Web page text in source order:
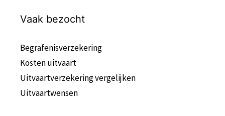
Vaak bezocht
Begrafenisverzekering
Kosten uitvaart
Uitvaartverzekering vergelijken
Uitvaartwensen